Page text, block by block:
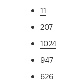
11
207
1024
947
626